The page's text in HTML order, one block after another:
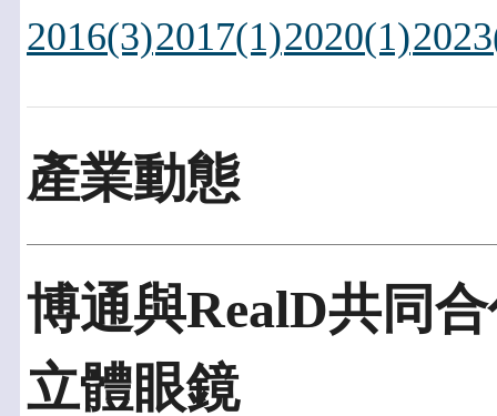
2016(3)2017(1)2020(1)
產業動態
博通與RealD共同
立體眼鏡